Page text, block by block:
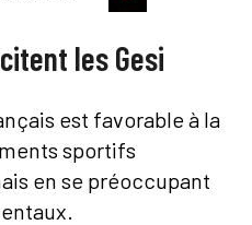
les Gesi
est favorable à la
sportifs
en se préoccupant